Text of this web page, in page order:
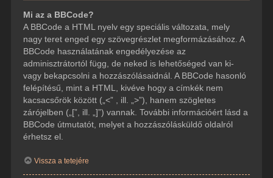
Mi az a BBCode?
A BBCode a HTML nyelv egy speciális változata, mely
nagy teret enged egy szövegrészlet megformázásához. A
BBCode használatának engedélyezése az
adminisztrátortól függ, de neked is lehetőséged van ki-
vagy bekapcsolni a hozzászólásaidnál. A BBCode hasonló
felépítésű, mint a HTML, kivéve hogy a címkék nem
kacsacsőrök között („<” , ill. „>”), hanem szögletes
zárójelben („[”, ill. „]”) vannak. További információért lásd a
BBCode útmutatót, melyet a hozzászólásküldő oldalról
érhetsz el.
Vissza a tetejére